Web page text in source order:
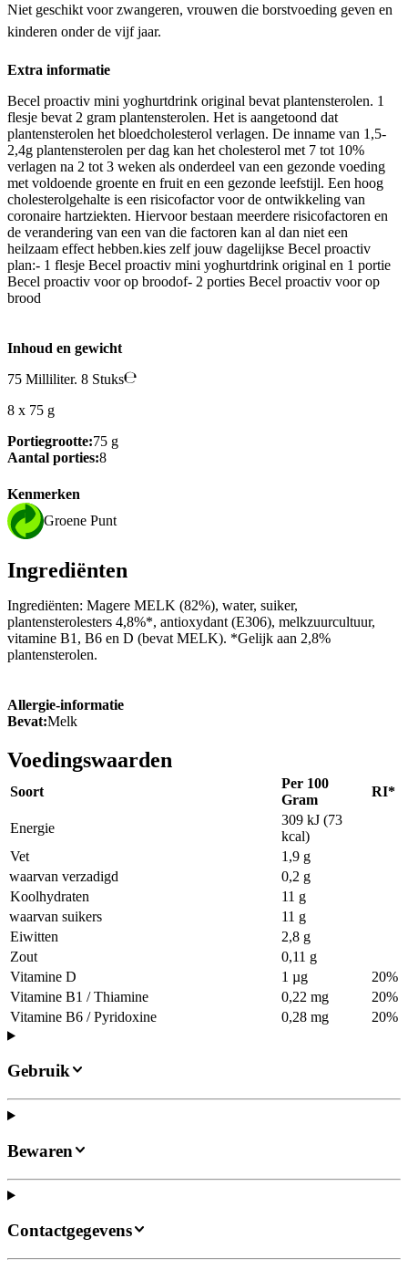
Niet geschikt voor zwangeren, vrouwen die borstvoeding geven en
kinderen onder de vijf jaar.
Extra informatie
Becel proactiv mini yoghurtdrink original bevat plantensterolen. 1
flesje bevat 2 gram plantensterolen. Het is aangetoond dat
plantensterolen het bloedcholesterol verlagen. De inname van 1,5-
2,4g plantensterolen per dag kan het cholesterol met 7 tot 10%
verlagen na 2 tot 3 weken als onderdeel van een gezonde voeding
met voldoende groente en fruit en een gezonde leefstijl. Een hoog
cholesterolgehalte is een risicofactor voor de ontwikkeling van
coronaire hartziekten. Hiervoor bestaan meerdere risicofactoren en
de verandering van een van die factoren kan al dan niet een
heilzaam effect hebben.kies zelf jouw dagelijkse Becel proactiv
plan:- 1 flesje Becel proactiv mini yoghurtdrink original en 1 portie
Becel proactiv voor op broodof- 2 porties Becel proactiv voor op
brood
Inhoud en gewicht
75 Milliliter. 8 Stuks
8 x 75 g
Portiegrootte:75 g
Aantal porties:8
Kenmerken
Groene Punt
Ingrediënten
Ingrediënten: Magere MELK (82%), water, suiker,
plantensterolesters 4,8%*, antioxydant (E306), melkzuurcultuur,
vitamine B1, B6 en D (bevat MELK). *Gelijk aan 2,8%
plantensterolen.
Allergie-informatie
Bevat:Melk
Voedingswaarden
Soort
Per 100
Gram
RI*
Energie
309 kJ (73
kcal)
Vet
1,9 g
waarvan verzadigd
0,2 g
Koolhydraten
11 g
waarvan suikers
11 g
Eiwitten
2,8 g
Zout
0,11 g
Vitamine D
1 µg
20%
Vitamine B1 / Thiamine
0,22 mg
20%
Vitamine B6 / Pyridoxine
0,28 mg 20%
Gebruik
Bewaren
Contactgegevens